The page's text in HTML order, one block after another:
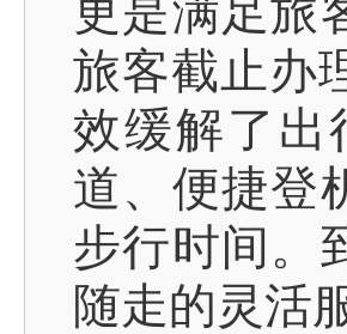
旅客截止办
效缓解了
道、便捷登
步行时间。
随走的灵活